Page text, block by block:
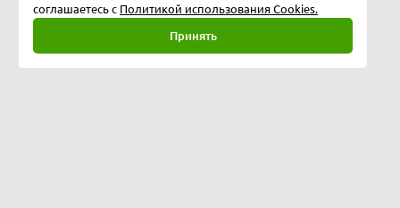
соглашаетесь с Политикой использования Cookies.
Принять